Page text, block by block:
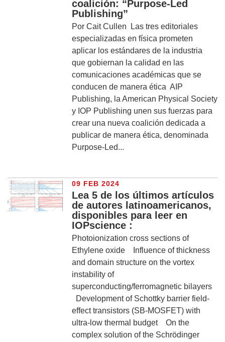
coalición: “Purpose-Led
Publishing”
Por Cait Cullen Las tres editoriales
especializadas en física prometen
aplicar los estándares de la industria
que gobiernan la calidad en las
comunicaciones académicas que se
conducen de manera ética AIP
Publishing, la American Physical Society
y IOP Publishing unen sus fuerzas para
crear una nueva coalición dedicada a
publicar de manera ética, denominada
Purpose-Led...
09 FEB 2024
Lea 5 de los últimos artículos
de autores latinoamericanos,
disponibles para leer en
IOPscience :
Photoionization cross sections of
Ethylene oxide Influence of thickness
and domain structure on the vortex
instability of
superconducting/ferromagnetic bilayers
Development of Schottky barrier field-
effect transistors (SB-MOSFET) with
ultra-low thermal budget On the
complex solution of the Schrödinger